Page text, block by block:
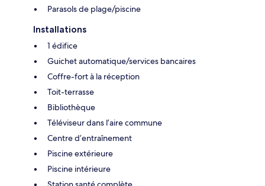
Parasols de plage/piscine
Installations
1 édifice
Guichet automatique/services bancaires
Coffre-fort à la réception
Toit-terrasse
Bibliothèque
Téléviseur dans l’aire commune
Centre d’entraînement
Piscine extérieure
Piscine intérieure